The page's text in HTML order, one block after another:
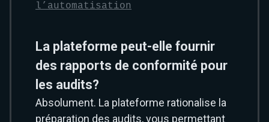
l’automatisation
La plateforme peut-elle fournir
des rapports de conformité pour
les audits?
Absolument. La plateforme rationalise la
préparation des audits, vous permettant